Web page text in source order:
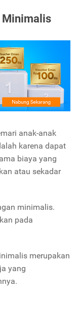
Minimalis
anak-anak
karena dapat
biaya yang
atau sekadar
minimalis.
pada
merupakan
yang